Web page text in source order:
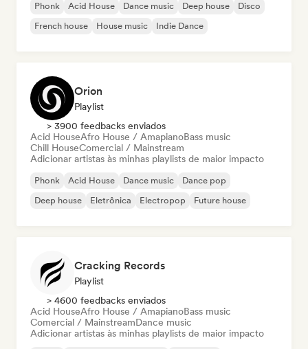
Phonk Acid House Dance music Deep house
Disco
French house
House music Indie Dance
Orion
Playlist
> 3900 feedbacks enviados
Acid HouseAfro House / AmapianoBass music
Chill HouseComercial / Mainstream
Adicionar artistas às minhas playlists de maior impacto
Phonk Acid House Dance music
Dance pop
Deep house
Eletrônica Electropop Future house
Cracking Records
Playlist
> 4600 feedbacks enviados
Acid HouseAfro House / AmapianoBass music
Comercial / MainstreamDance music
Adicionar artistas às minhas playlists de maior impacto